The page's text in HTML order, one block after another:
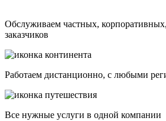
Обслуживаем частных,
заказчиков
Работаем дистанционно, с любыми
Все нужные услуги в одной компании